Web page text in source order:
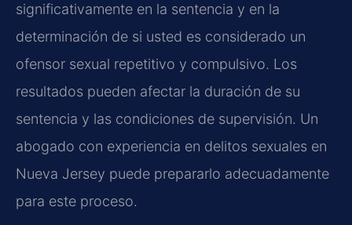
significativamente en la sentencia y en la
determinación de si usted es considerado un
ofensor sexual repetitivo y compulsivo. Los
resultados pueden afectar la duración de su
sentencia y las condiciones de supervisión. Un
abogado con experiencia en delitos sexuales en
Nueva Jersey puede prepararlo adecuadamente
para este proceso.